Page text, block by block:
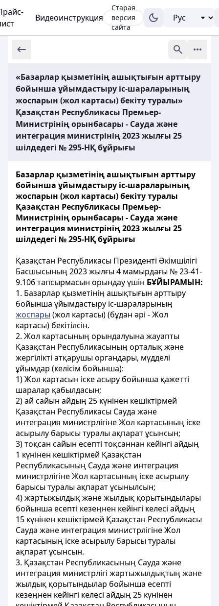
Видеоинструкция
Старая
версия
сайта
«Базарлар қызметінің ашықтығын арттыру
бойынша ұйымдастыру іс-шараларының
жоспарын (жол картасы) бекіту туралы»
Қазақстан Республикасы Премьер-
Министрінің орынбасары - Сауда және
интеграция министрінің 2023 жылғы 25
шілдедегі № 295-НҚ бұйрығы
Базарлар қызметінің ашықтығын арттыру
бойынша ұйымдастыру іс-шараларының
жоспарын (жол картасы) бекіту туралы
Қазақстан Республикасы Премьер-
Министрінің орынбасары - Сауда және
интеграция министрінің 2023 жылғы 25
шілдедегі № 295-НҚ бұйрығы
Қазақстан Республикасы Президенті Әкімшілігі
Басшысының 2023 жылғы 4 мамырдағы № 23-41-
9.106 тапсырмасын орындау үшін БҰЙЫРАМЫН:
1. Базарлар қызметінің ашықтығын арттыру
бойынша ұйымдастыру іс-шараларының
жоспары (жол картасы) (бұдан әрі - Жол
картасы) бекітілсін.
2. Жол картасының орындалуына жауапты
Қазақстан Республикасының орталық және
жергілікті атқарушы органдары, мүдделі
ұйымдар (келісім бойынша):
1) Жол картасын іске асыру бойынша қажетті
шаралар қабылдасын;
2) ай сайын айдың 25 күнінен кешіктірмей
Қазақстан Республикасы Сауда және
интеграция министрлігіне Жол картасының іске
асырылу барысы туралы ақпарат ұсынсын;
3) тоқсан сайын есепті тоқсаннан кейінгі айдың
1 күнінен кешіктірмей Қазақстан
Республикасының Сауда және интеграция
министрлігіне Жол картасының іске асырылу
барысы туралы ақпарат ұсынылсын;
4) жартыжылдық және жылдық қорытындылары
бойынша есепті кезеңнен кейінгі келесі айдың
15 күнінен кешіктірмей Қазақстан Республикасы
Сауда және интеграция министрлігіне Жол
картасының іске асырылу барысы туралы
ақпарат ұсынсын.
3. Қазақстан Республикасының Сауда және
интеграция министрлігі жартыжылдықтың және
жылдық қорытындылар бойынша есепті
кезеңнен кейінгі келесі айдың 25 күнінен